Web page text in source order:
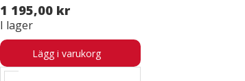
1 195,00 kr
I lager
Lägg i varukorg